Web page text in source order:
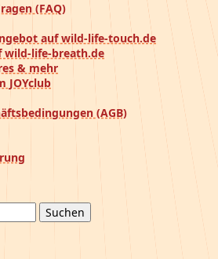
(FAQ)
auf wild-life-touch.de
wild-life-breath.de
& mehr
JOYclub
(AGB)